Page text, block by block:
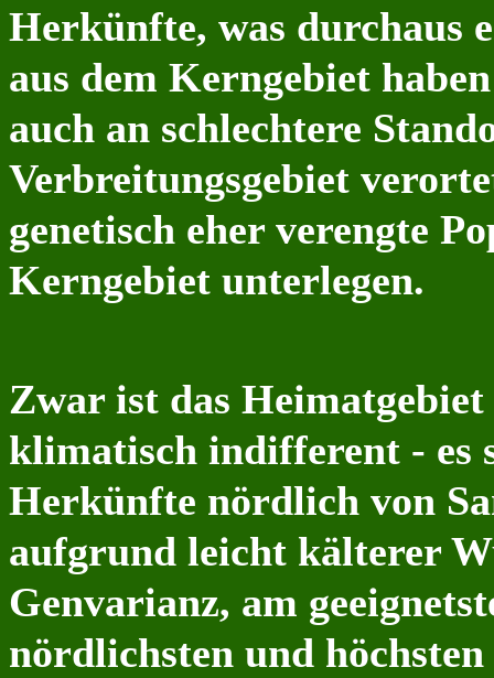
Herkünfte, was durchaus
aus dem Kerngebiet
auch an schlechtere
Verbreitungsgebiet
genetisch eher verengte
Kerngebiet unterlegen.
Zwar ist das
klimatisch indifferent - es
Herkünfte nördlich von
aufgrund leicht kälterer
Genvarianz, am
nördlichsten und